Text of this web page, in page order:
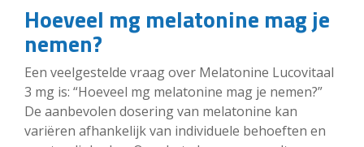
Hoeveel mg melatonine mag je
nemen?
Een veelgestelde vraag over Melatonine Lucovitaal
3 mg is: “Hoeveel mg melatonine mag je nemen?”
De aanbevolen dosering van melatonine kan
variëren afhankelijk van individuele behoeften en